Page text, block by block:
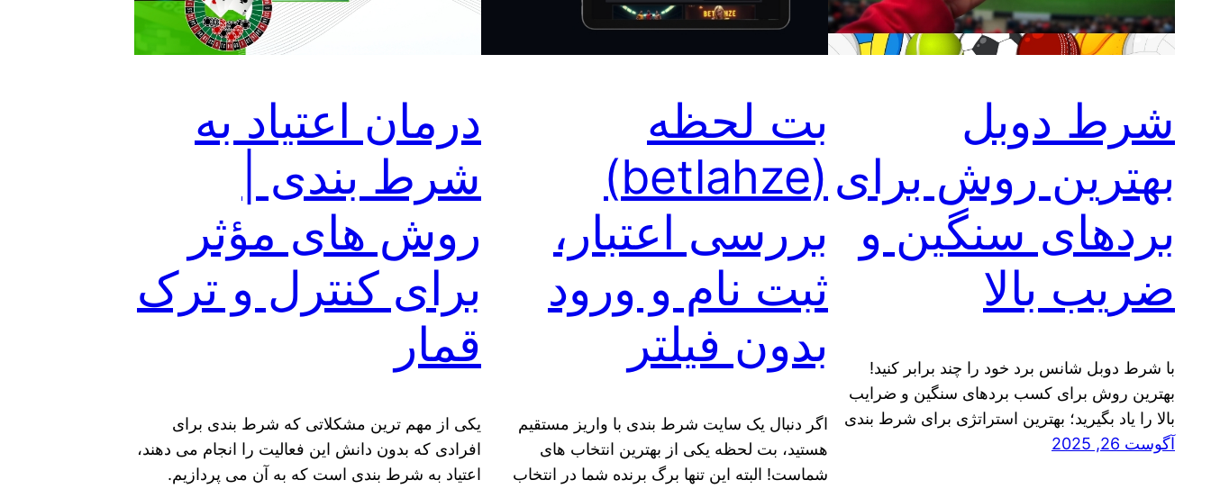
شرط دوبل
بهترین روش برای
بردهای سنگین و
ضریب بالا
با شرط دوبل شانس برد خود را چند برابر کنید!
بهترین روش برای کسب بردهای سنگین و ضرایب
بالا را یاد بگیرید؛ بهترین استراتژی برای شرط بندی
آگوست 26, 2025
بت لحظه
(betlahze)
بررسی اعتبار،
ثبت‌ نام و ورود
بدون فیلتر
اگر دنبال یک سایت شرط بندی با واریز مستقیم
هستید، بت لحظه یکی از بهترین انتخاب های
شماست! البته این تنها برگ برنده شما در انتخاب
درمان اعتیاد به
شرط بندی |
روش‌ های مؤثر
برای کنترل و ترک
قمار
یکی از مهم ترین مشکلاتی که شرط بندی برای
افرادی که بدون دانش این فعالیت را انجام می دهند،
اعتیاد به شرط بندی است که به آن می پردازیم.